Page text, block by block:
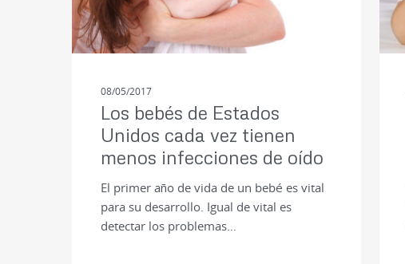
08/05/2017
Los bebés de Estados
Unidos cada vez tienen
menos infecciones de oído
El primer año de vida de un bebé es vital
para su desarrollo. Igual de vital es
detectar los problemas…